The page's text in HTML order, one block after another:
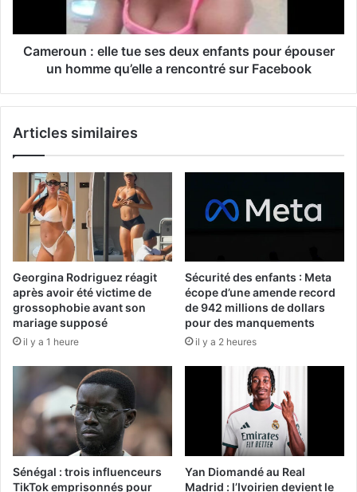
Cameroun : elle tue ses deux enfants pour épouser
un homme qu’elle a rencontré sur Facebook
Articles similaires
Georgina Rodriguez réagit
après avoir été victime de
grossophobie avant son
mariage supposé
il y a 1 heure
Sécurité des enfants : Meta
écope d’une amende record
de 942 millions de dollars
pour des manquements
il y a 2 heures
Sénégal : trois influenceurs
TikTok emprisonnés pour
Yan Diomandé au Real
Madrid : l’Ivoirien devient le